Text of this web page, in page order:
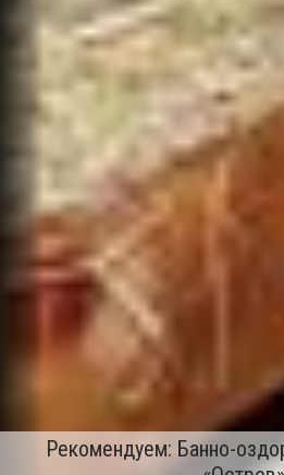
Рекомендуем: Банно-